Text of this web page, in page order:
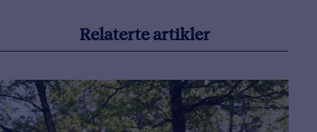
Relaterte artikler